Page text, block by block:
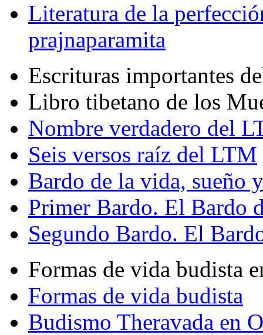
Literatura de la
prajnaparamita
Escrituras importantes
Libro tibetano de los
Nombre verdadero del
Seis versos raíz del LTM
Bardo de la vida, sueño
Primer Bardo. El Bardo
Segundo Bardo. El
Formas de vida budista
Formas de vida budista
Budismo Theravada en